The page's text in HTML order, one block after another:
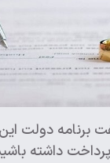
برنامه دولت